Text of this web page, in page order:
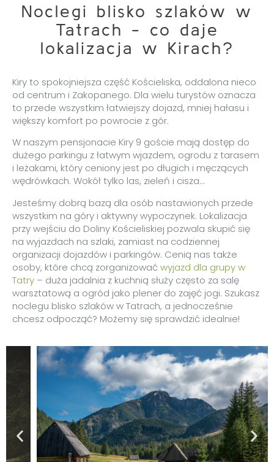
Noclegi blisko szlaków w
Tatrach - co daje
lokalizacja w Kirach?
Kiry to spokojniejsza część Kościeliska, oddalona nieco
od centrum i Zakopanego. Dla wielu turystów oznacza
to przede wszystkim łatwiejszy dojazd, mniej hałasu i
większy komfort po powrocie z gór.
W naszym pensjonacie Kiry 9 goście mają dostęp do
dużego parkingu z łatwym wjazdem, ogrodu z tarasem
i leżakami, który ceniony jest po długich i męczących
wędrówkach. Wokół tylko las, zieleń i cisza…
Jesteśmy dobrą bazą dla osób nastawionych przede
wszystkim na góry i aktywny wypoczynek. Lokalizacja
przy wejściu do Doliny Kościeliskiej pozwala skupić się
na wyjazdach na szlaki, zamiast na codziennej
organizacji dojazdów i parkingów. Cenią nas także
osoby, które chcą zorganizowaćwyjazd dla grupy w
Tatry – duża jadalnia z kuchnią służy często za salę
warsztatową a ogród jako plener do zajęć jogi. Szukasz
noclegu blisko szlaków w Tatrach, a jednocześnie
chcesz odpocząć? Możemy się sprawdzić idealnie!